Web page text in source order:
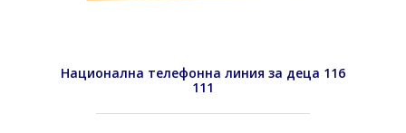
Национална телефонна линия за деца 116
111